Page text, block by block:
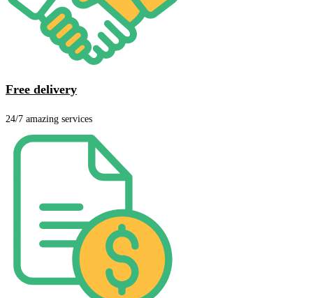
Free delivery
24/7 amazing services